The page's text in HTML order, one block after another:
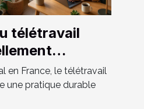
télétravail
urbain
en France, le télétravail
une pratique durable